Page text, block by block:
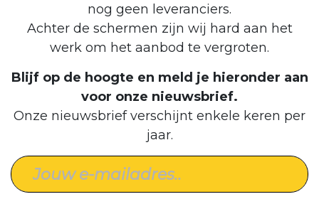
nog geen leveranciers.
Achter de schermen zijn wij hard aan het
werk om het aanbod te vergroten.
Blijf op de hoogte en meld je hieronder aan
voor onze nieuwsbrief.
Onze nieuwsbrief verschijnt enkele keren per
jaar.